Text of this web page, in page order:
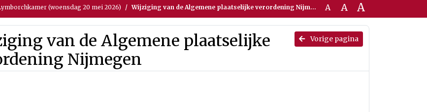
(woensdag 20 mei 2026) Wijziging van de Algemene plaatselijke verordening Nijmegen A A A
Vorige pagina
van de Algemene plaatselijke
Nijmegen